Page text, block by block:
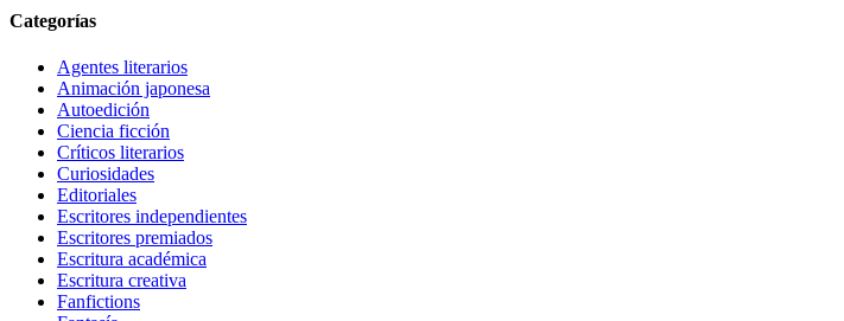
Categorías
Agentes literarios
Animación japonesa
Autoedición
Ciencia ficción
Críticos literarios
Curiosidades
Editoriales
Escritores independientes
Escritores premiados
Escritura académica
Escritura creativa
Fanfictions